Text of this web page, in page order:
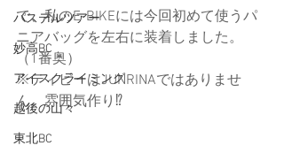
パステルツアー
妙高BC
アイスクライミング
越後の山々
東北BC
で、私のE-BIKEには今回初めて使うパ
ニアバッグを左右に装着しました。
（1番奥）
※ティピーはJUNRINAではありませ
ん。雰囲気作り⁉